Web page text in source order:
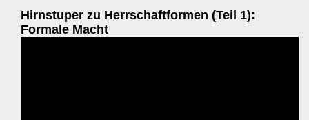
Hirnstuper zu Herrschaftformen (Teil 1):
Formale Macht